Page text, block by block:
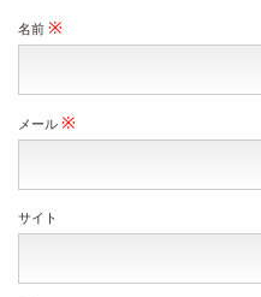
名前 ※
メール ※
サイト